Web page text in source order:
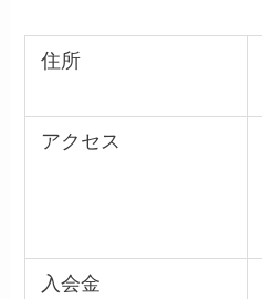
住所
アクセス
入会金